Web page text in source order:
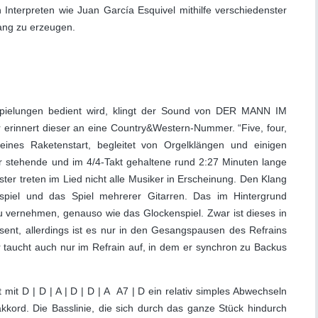
wie Juan García Esquivel mithilfe verschiedenster
zu erzeugen.
bedient wird, klingt der Sound von DER MANN IM
dieser an eine Country&Western-Nummer. “Five, four,
Raketenstart, begleitet von Orgelklängen und einigen
und im 4/4-Takt gehaltene rund 2:27 Minuten lange
treten im Lied nicht alle Musiker in Erscheinung. Den Klang
und das Spiel mehrerer Gitarren. Das im Hintergrund
genauso wie das Glockenspiel. Zwar ist dieses in
allerdings ist es nur in den Gesangspausen des Refrains
auch nur im Refrain auf, in dem er synchron zu Backus
D | D | A | D | D | A A7 | D ein relativ simples Abwechseln
Die Basslinie, die sich durch das ganze Stück hindurch